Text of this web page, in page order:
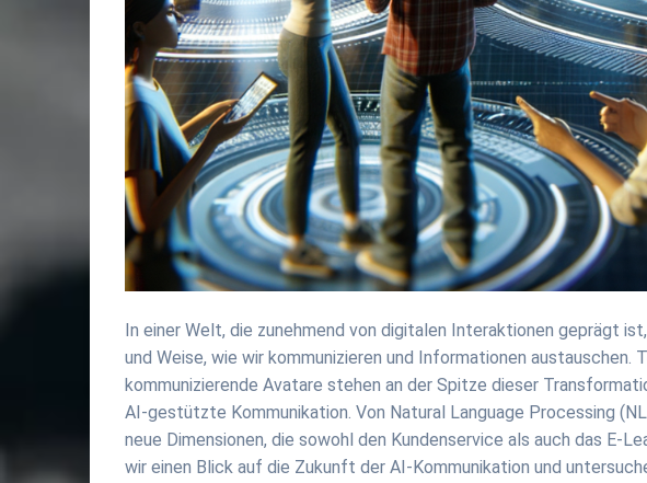
In einer Welt, die zunehmend von digitalen Interaktionen geprägt
und Weise, wie wir kommunizieren und Informationen austauschen.
kommunizierende Avatare stehen an der Spitze dieser
AI-gestützte Kommunikation. Von Natural Language Processing
neue Dimensionen, die sowohl den Kundenservice als auch das E-
wir einen Blick auf die Zukunft der AI-Kommunikation und